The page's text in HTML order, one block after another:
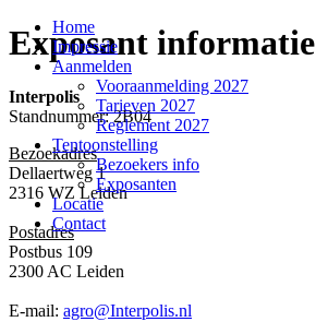
Home
Impressie
Aanmelden
Vooraanmelding 2027
Tarieven 2027
Reglement 2027
Tentoonstelling
Bezoekers info
Exposanten
Locatie
Contact
Exposant informatie
Interpolis
Standnummer: 2B04
Bezoekadres
Dellaertweg 1
2316 WZ Leiden
Postadres
Postbus 109
2300 AC Leiden
E-mail: agro@Interpolis.nl